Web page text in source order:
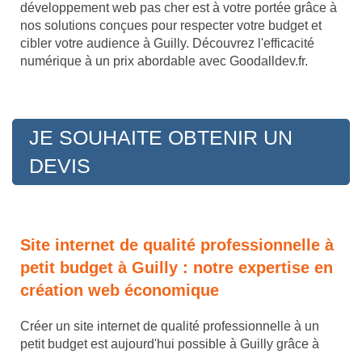
développement web pas cher est à votre portée grâce à
nos solutions conçues pour respecter votre budget et
cibler votre audience à Guilly. Découvrez l'efficacité
numérique à un prix abordable avec Goodalldev.fr.
JE SOUHAITE OBTENIR UN
DEVIS
Site internet de qualité professionnelle à
petit budget à Guilly : notre expertise en
création web économique
Créer un site internet de qualité professionnelle à un
petit budget est aujourd'hui possible à Guilly grâce à